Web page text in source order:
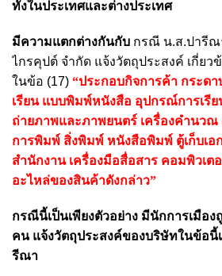
ทั้งในประเทศและต่างประเทศ
มีความแตกต่างกันกับ กรณี น.ส.ปารีณ
ไกรคุปต์ จำกัด แจ้งวัตถุประสงค์ เกี่ยว
ในข้อ (17) “ประกอบกิจการค้า กระดา
เรียน แบบพิมพ์หนังสือ อุปกรณ์การเรี
ถ่ายภาพและภาพยนตร์ เครื่องคำนว
การพิมพ์ สิ่งพิมพ์ หนังสือพิมพ์ ตู้เก็บเอ
สำนักงาน เครื่องมือสื่อสาร คอมพิวเ
อะไหล่ของสินค้าดังกล่าว”
กรณีนี้เป็นเพียงตัวอย่าง มีนักการเมือ
คน แจ้งวัตถุประสงค์ของบริษัทในข้อนี้
รีณา